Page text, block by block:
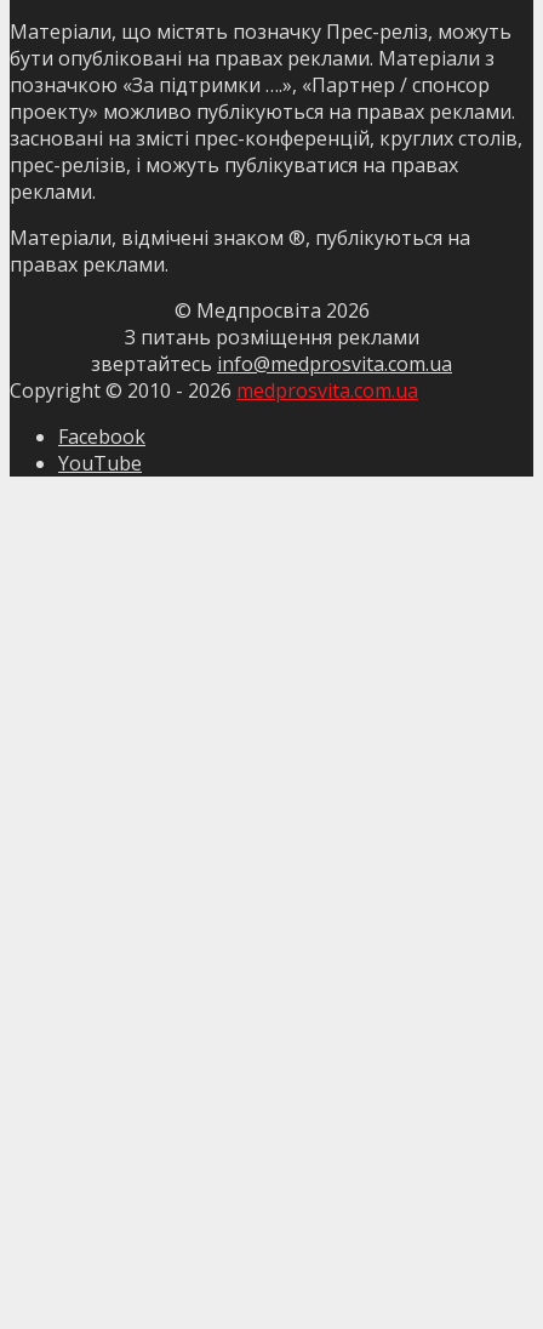
Матеріали, що містять позначку Прес-реліз, можуть
бути опубліковані на правах реклами. Матеріали з
позначкою «За підтримки ….», «Партнер / спонсор
проекту» можливо публікуються на правах реклами.
засновані на змісті прес-конференцій, круглих столів,
прес-релізів, і можуть публікуватися на правах
реклами.
Матеріали, відмічені знаком ®, публікуються на
правах реклами.
© Медпросвіта 2026
З питань розміщення реклами
звертайтесь info@medprosvita.com.ua
Copyright © 2010 - 2026 medprosvita.com.ua
Facebook
YouTube